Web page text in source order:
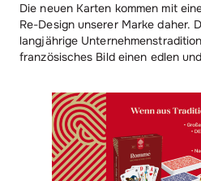
Die neuen Karten kommen mit
Re-Design unserer Marke daher.
langjährige
französisches Bild einen edlen